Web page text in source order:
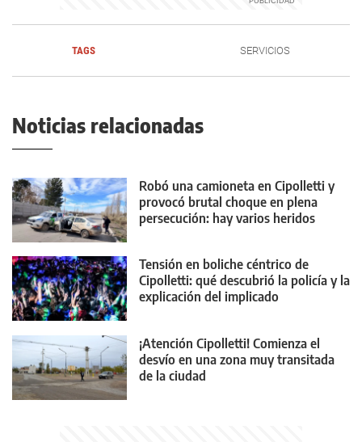
TAGS SERVICIOS
Noticias relacionadas
Robó una camioneta en Cipolletti y
provocó brutal choque en plena
persecución: hay varios heridos
Tensión en boliche céntrico de
Cipolletti: qué descubrió la policía y la
explicación del implicado
¡Atención Cipolletti! Comienza el
desvío en una zona muy transitada
de la ciudad